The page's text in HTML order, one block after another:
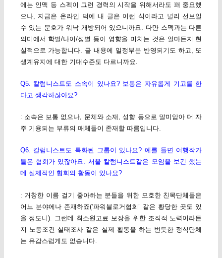
에는 인맥 등 스펙이 그런 경력의 시작을 위해서라도 꽤 중요했
으나, 지금은 온라인 덕에 내 글은 이런 식이라고 널리 선보일
수 있는 문호가 워낙 개방되어 있으니까요. 다만 스펙과는 다른
의미에서 학벌/나이/성별 등이 영향을 미치는 것은 얼마든지 현
실적으로 가능합니다. 글 내용에 일정부분 반영되기도 하고, 또
생계유지에 대한 기대수준도 다르니까요.
Q5. 칼럼니스트도 소속이 있나요? 보통은 자유롭게 기고를 한
다고 생각하잖아요?
: 소속은 보통 없으나, 문체와 소재, 성향 등으로 말미암아 더 자
주 기용되는 부류의 매체들이 존재할 따름입니다.
Q6. 칼럼니스트도 특화된 그룹이 있나요? 예를 들면 여행작가
들은 협회가 있잖아요. 서울 칼럼니스트같은 모임을 보긴 했는
데 실제적인 협회의 활동이 있나요?
: 거창한 이름 걸기 좋아하는 분들을 위한 모호한 친목단체들은
어느 분야에나 존재하죠(‘파워블로거협회’ 같은 황당한 곳도 있
을 정도니). 그런데 최소원고료 보장을 위한 조직적 노력이라든
지 노동조건 실태조사 같은 실제 활동을 하는 번듯한 정식단체
는 유감스럽게도 없습니다.